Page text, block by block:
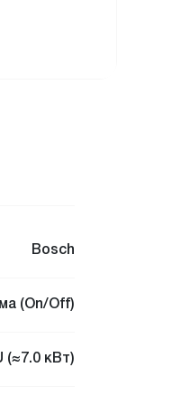
Bosch
(On/Off)
(≈7.0 кВт)